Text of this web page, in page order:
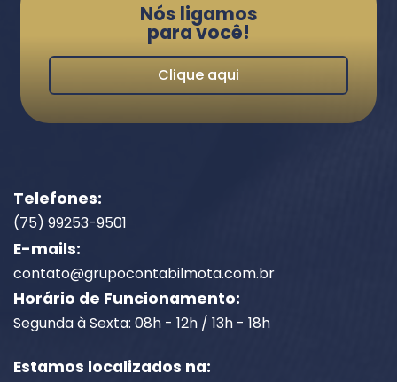
Nós ligamos
para você!
Clique aqui
Telefones:
(75) 99253-9501
E-mails:
contato@grupocontabilmota.com.br
Horário de Funcionamento:
Segunda à Sexta: 08h - 12h / 13h - 18h
Estamos localizados na: